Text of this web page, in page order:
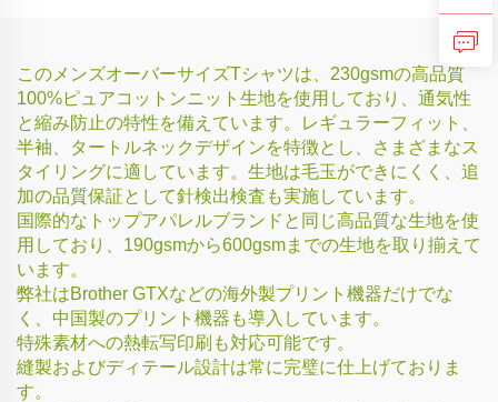
このメンズオーバーサイズTシャツは、230gsmの高品質
100%ピュアコットンニット生地を使用しており、通気性
と縮み防止の特性を備えています。レギュラーフィット、
半袖、タートルネックデザインを特徴とし、さまざまなス
タイリングに適しています。生地は毛玉ができにくく、追
加の品質保証として針検出検査も実施しています。
国際的なトップアパレルブランドと同じ高品質な生地を使
用しており、190gsmから600gsmまでの生地を取り揃えて
います。
弊社はBrother GTXなどの海外製プリント機器だけでな
く、中国製のプリント機器も導入しています。
特殊素材への熱転写印刷も対応可能です。
縫製およびディテール設計は常に完璧に仕上げておりま
す。